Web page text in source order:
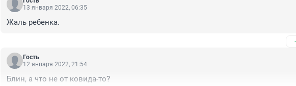
13 января 2022, 06:35
Жаль ребенка.
Гость
12 января 2022, 21:54
Блин, а что не от ковида-то?